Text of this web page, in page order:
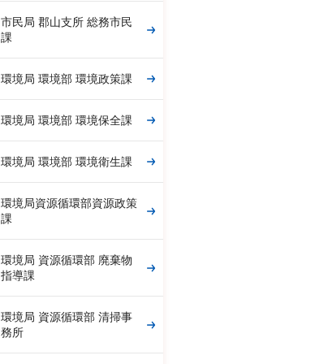
市民局 郡山支所 総務市民
課
環境局 環境部 環境政策課
環境局 環境部 環境保全課
環境局 環境部 環境衛生課
環境局資源循環部資源政策
課
環境局 資源循環部 廃棄物
指導課
環境局 資源循環部 清掃事
務所